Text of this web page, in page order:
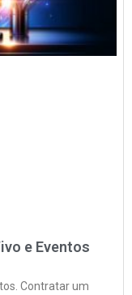
e Eventos
Contratar um